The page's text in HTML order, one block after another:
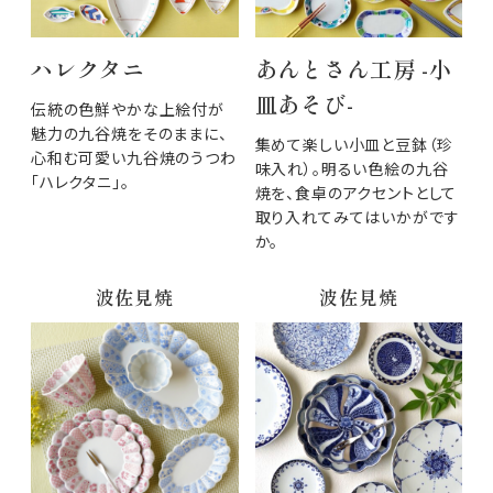
ハレクタニ
伝統の色鮮やかな上絵付が
魅力の九谷焼をそのままに、
心和む可愛い九谷焼のうつわ
「ハレクタニ」。
あんとさん工房 -小
皿あそび-
集めて楽しい小皿と豆鉢（珍
味入れ）。明るい色絵の九谷
焼を、食卓のアクセントとして
取り入れてみてはいかがです
か。
波佐見焼 波佐見焼